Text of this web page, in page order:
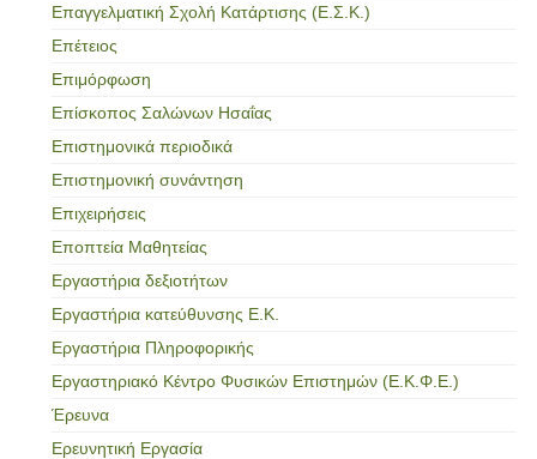
Επαγγελματική Σχολή Κατάρτισης (Ε.Σ.Κ.)
Επέτειος
Επιμόρφωση
Επίσκοπος Σαλώνων Ησαΐας
Επιστημονικά περιοδικά
Επιστημονική συνάντηση
Επιχειρήσεις
Εποπτεία Μαθητείας
Εργαστήρια δεξιοτήτων
Εργαστήρια κατεύθυνσης Ε.Κ.
Εργαστήρια Πληροφορικής
Εργαστηριακό Κέντρο Φυσικών Επιστημών (Ε.Κ.Φ.Ε.)
Έρευνα
Ερευνητική Εργασία